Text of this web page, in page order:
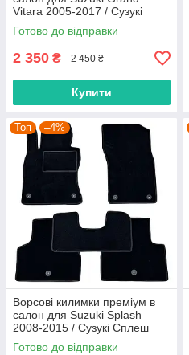
Vitara 2005-2017 / Сузукі
Гранд Вітара килимки
Готово до відправки
2 350 ₴ 2 450 ₴
Купити
Топ –4%
Ворсові килимки преміум в
салон для Suzuki Splash
2008-2015 / Сузукі Сплеш
килимки
Готово до відправки